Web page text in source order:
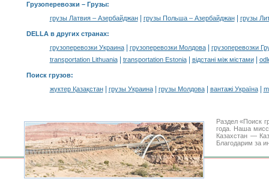
Грузоперевозки – Грузы:
грузы Латвия – Азербайджан| грузы Польша – Азербайджан| грузы
DELLA в других странах:
грузоперевозки Украина| грузоперевозки Молдова|
грузоперевозки
transportation Lithuania| transportation Estonia| відстані між містами|
Поиск грузов:
жүктер Қазақстан| грузы Украина| грузы Молдова| вантажі Україна|
Раздел «Поиск
года. Наша
Казахстан —
Благодарим за